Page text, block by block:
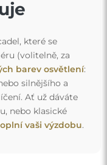
které se
(volitelně, za
barev osvětlení:
silnějšího a
Ať už dáváte
nebo klasické
vaši výzdobu.